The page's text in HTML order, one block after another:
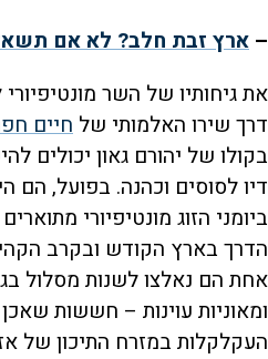
– ארץ זבת חלב? לא אם
את גיחותיו של השר
דרך שירו האלמותי של חיים
בקולו של יהורם גאון יכולים
דיו לסוסים וכהנה. בפועל, הם
ביומני הזוג מונטיפיורי
הדרך בארץ הקודש ובקרב
אחת הם נאלצו לשנות מסלול
ומאוניות עוינות – חששות
העקלקלות במזרח התיכון של